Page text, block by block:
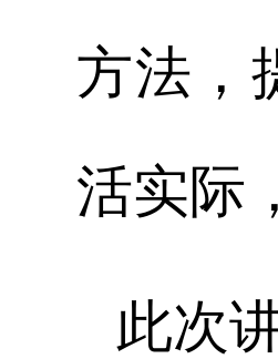
方法，
活实际
此次